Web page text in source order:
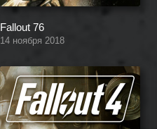
Fallout 76
14 ноября 2018